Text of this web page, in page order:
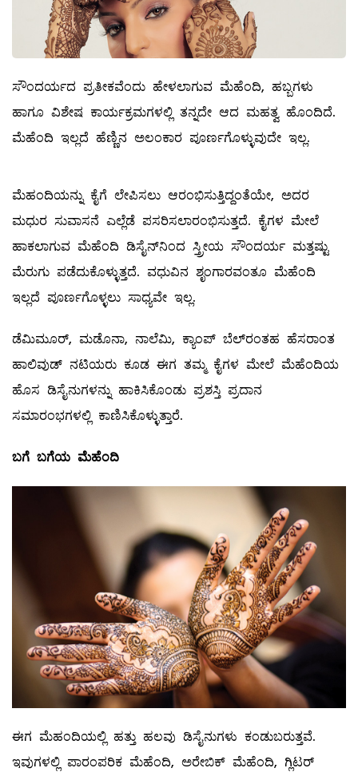
ಸೌಂದರ್ಯದ ಪ್ರತೀಕವೆಂದು ಹೇಳಲಾಗುವ ಮೆಹೆಂದಿ, ಹಬ್ಬಗಳು
ಹಾಗೂ ವಿಶೇಷ ಕಾರ್ಯಕ್ರಮಗಳಲ್ಲಿ ತನ್ನದೇ ಆದ ಮಹತ್ವ ಹೊಂದಿದೆ.
ಮೆಹೆಂದಿ ಇಲ್ಲದೆ ಹೆಣ್ಣಿನ ಅಲಂಕಾರ ಪೂರ್ಣಗೊಳ್ಳುವುದೇ ಇಲ್ಲ.
ಮೆಹಂದಿಯನ್ನು ಕೈಗೆ ಲೇಪಿಸಲು ಆರಂಭಿಸುತ್ತಿದ್ದಂತೆಯೇ, ಅದರ
ಮಧುರ ಸುವಾಸನೆ ಎಲ್ಲೆಡೆ ಪಸರಿಸಲಾರಂಭಿಸುತ್ತದೆ. ಕೈಗಳ ಮೇಲೆ
ಹಾಕಲಾಗುವ ಮೆಹೆಂದಿ ಡಿಸೈನ್‌ನಿಂದ ಸ್ತ್ರೀಯ ಸೌಂದರ್ಯ ಮತ್ತಷ್ಟು
ಮೆರುಗು ಪಡೆದುಕೊಳ್ಳುತ್ತದೆ. ವಧುವಿನ ಶೃಂಗಾರವಂತೂ ಮೆಹೆಂದಿ
ಇಲ್ಲದೆ ಪೂರ್ಣಗೊಳ್ಳಲು ಸಾಧ್ಯವೇ ಇಲ್ಲ.
ಡೆಮಿಮೂರ್‌, ಮಡೊನಾ, ನಾಲೆಮಿ, ಕ್ಯಾಂಪ್‌ ಬೆಲ್‌ರಂತಹ ಹೆಸರಾಂತ
ಹಾಲಿವುಡ್‌ ನಟಿಯರು ಕೂಡ ಈಗ ತಮ್ಮ ಕೈಗಳ ಮೇಲೆ ಮೆಹೆಂದಿಯ
ಹೊಸ ಡಿಸೈನುಗಳನ್ನು ಹಾಕಿಸಿಕೊಂಡು ಪ್ರಶಸ್ತಿ ಪ್ರದಾನ
ಸಮಾರಂಭಗಳಲ್ಲಿ ಕಾಣಿಸಿಕೊಳ್ಳುತ್ತಾರೆ.
ಬಗೆ ಬಗೆಯ ಮೆಹೆಂದಿ
ಈಗ ಮೆಹಂದಿಯಲ್ಲಿ ಹತ್ತು ಹಲವು ಡಿಸೈನುಗಳು ಕಂಡುಬರುತ್ತವೆ.
ಇವುಗಳಲ್ಲಿ ಪಾರಂಪರಿಕ ಮೆಹೆಂದಿ, ಅರೇಬಿಕ್‌ ಮೆಹೆಂದಿ, ಗ್ಲಿಟರ್‌